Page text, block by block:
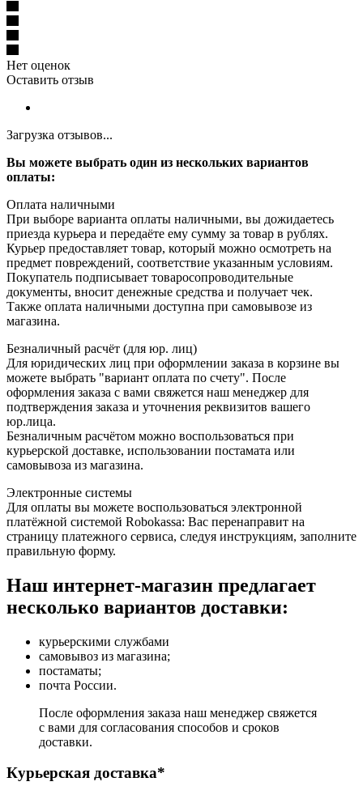
Нет оценок
Оставить отзыв
Загрузка отзывов...
Вы можете выбрать один из нескольких вариантов
оплаты:
Оплата наличными
При выборе варианта оплаты наличными, вы дожидаетесь
приезда курьера и передаёте ему сумму за товар в рублях.
Курьер предоставляет товар, который можно осмотреть на
предмет повреждений, соответствие указанным условиям.
Покупатель подписывает товаросопроводительные
документы, вносит денежные средства и получает чек.
Также оплата наличными доступна при самовывозе из
магазина.
Безналичный расчёт (для юр. лиц)
Для юридических лиц при оформлении заказа в корзине вы
можете выбрать "вариант оплата по счету". После
оформления заказа с вами свяжется наш менеджер для
подтверждения заказа и уточнения реквизитов вашего
юр.лица.
Безналичным расчётом можно воспользоваться при
курьерской доставке, использовании постамата или
самовывоза из магазина.
Электронные системы
Для оплаты вы можете воспользоваться электронной
платёжной системой Robokassa: Вас перенаправит на
страницу платежного сервиса, следуя инструкциям, заполните
правильную форму.
Наш интернет-магазин предлагает
несколько вариантов доставки:
курьерскими службами
самовывоз из магазина;
постаматы;
почта России.
После оформления заказа наш менеджер свяжется
с вами для согласования способов и сроков
доставки.
Курьерская доставка*